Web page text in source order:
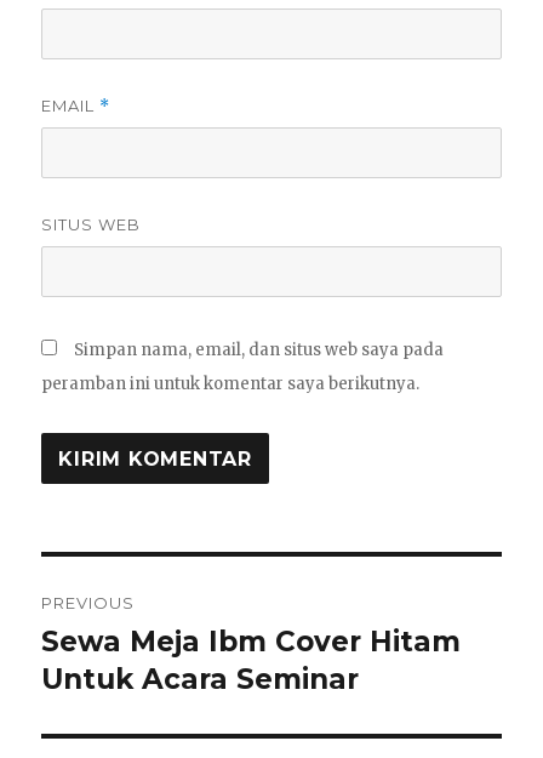
EMAIL *
SITUS WEB
Simpan nama, email, dan situs web saya pada
peramban ini untuk komentar saya berikutnya.
pos
PREVIOUS
Previous
post:
Sewa Meja Ibm Cover Hitam
Untuk Acara Seminar